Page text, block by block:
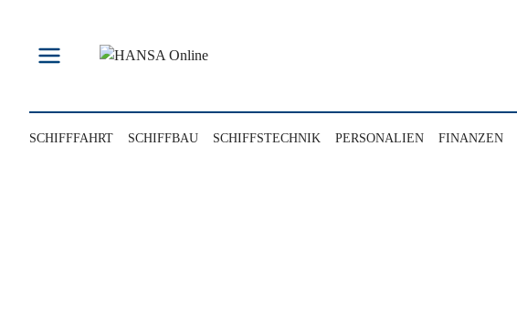
springen
SCHIFFFAHRT SCHIFFBAU SCHIFFSTECHNIK PERSONALIEN FINANZEN